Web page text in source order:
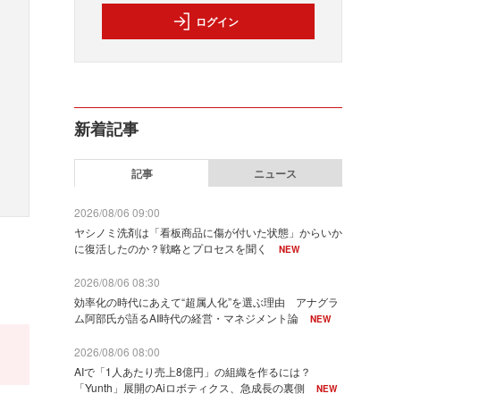
ログイン
新着記事
記事 ニュース
2026/08/06 09:00
ヤシノミ洗剤は「看板商品に傷が付いた状態」からいか
に復活したのか？戦略とプロセスを聞く
NEW
2026/08/06 08:30
効率化の時代にあえて“超属人化”を選ぶ理由 アナグラ
ム阿部氏が語るAI時代の経営・マネジメント論
NEW
2026/08/06 08:00
AIで「1人あたり売上8億円」の組織を作るには？
「Yunth」展開のAiロボティクス、急成長の裏側
NEW